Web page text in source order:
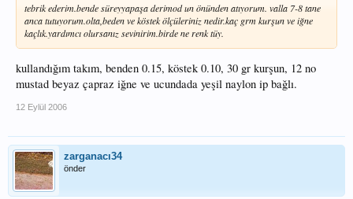
tebrik ederim.bende süreyyapaşa derimod un önünden atıyorum. valla 7-8 tane
anca tutuyorum.olta,beden ve köstek ölçüleriniz nedir.kaç grm kurşun ve iğne
kaçlık.yardımcı olursanız sevinirim.birde ne renk tüy.
kullandığım takım, benden 0.15, köstek 0.10, 30 gr kurşun, 12 no
mustad beyaz çapraz iğne ve ucundada yeşil naylon ip bağlı.
12 Eylül 2006
zarganacı34
önder